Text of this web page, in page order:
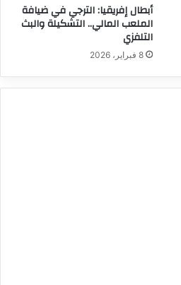
أبطال إفريقيا: الترجي في ضيافة
الملعب المالي.. التشكيلة والبث
التلفزي
8 فبراير، 2026